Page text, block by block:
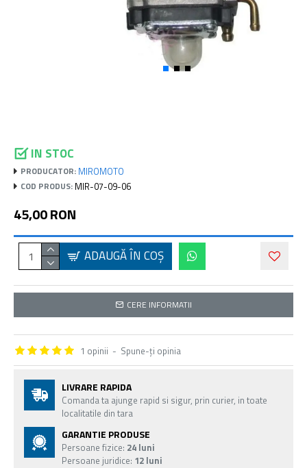
IN STOC
PRODUCATOR: MIROMOTO
COD PRODUS: MIR-07-09-06
1 opinii - Spune-ţi opinia
45,00 RON
ADAUGĂ ÎN COŞ
CERE INFORMATII
LIVRARE RAPIDA
Comanda ta ajunge rapid si sigur, prin curier, in toate
localitatile din tara
GARANTIE PRODUSE
Persoane fizice: 24 luni
Persoane juridice: 12 luni